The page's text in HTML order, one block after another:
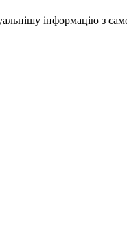
інформацію з